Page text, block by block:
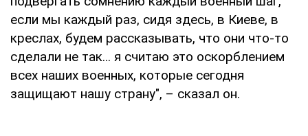
если мы каждый раз, сидя здесь, в Киеве, в
креслах, будем рассказывать, что они что-то
сделали не так... я считаю это оскорблением
всех наших военных, которые сегодня
защищают нашу страну", – сказал он.